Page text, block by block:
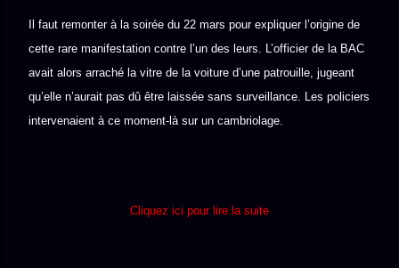
Il faut remonter à la soirée du 22 mars pour expliquer l’origine de
cette rare manifestation contre l’un des leurs. L’officier de la BAC
avait alors arraché la vitre de la voiture d’une patrouille, jugeant
qu’elle n’aurait pas dû être laissée sans surveillance. Les policiers
intervenaient à ce moment-là sur un cambriolage.
Cliquez ici pour lire la suite